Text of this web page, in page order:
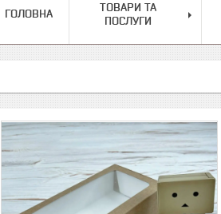
ГОЛОВНА
ТОВАРИ ТА
ПОСЛУГИ